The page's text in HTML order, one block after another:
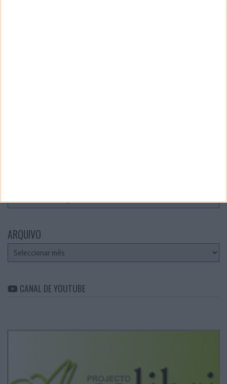
ARQUIVO
Arquivo
CANAL DE YOUTUBE